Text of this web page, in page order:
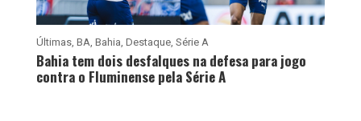
Últimas, BA, Bahia, Destaque, Série A
Bahia tem dois desfalques na defesa para jogo
contra o Fluminense pela Série A